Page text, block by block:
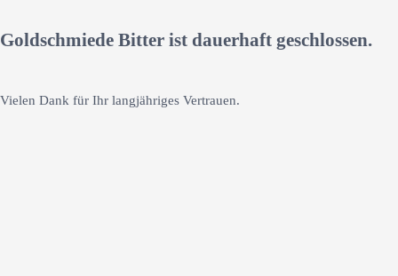
Goldschmiede Bitter ist dauerhaft geschlossen.
Vielen Dank für Ihr langjähriges Vertrauen.